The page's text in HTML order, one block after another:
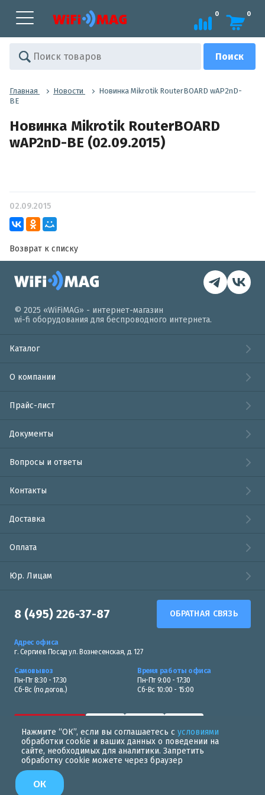
Нажмите “ОК”, если вы соглашаетесь с условиями
обработки cookie и ваших данных о поведении на
сайте, необходимых для аналитики. Запретить
обработку cookie можете через браузер
ОК
0 0
Главная Новости
Новинка Mikrotik RouterBOARD wAP2nD-
BE
Новинка Mikrotik RouterBOARD
wAP2nD-BE (02.09.2015)
02.09.2015
Возврат к списку
© 2025 «WiFiMAG» - интернет-магазин
wi-fi оборудования для беспроводного интернета.
Каталог
О компании
Прайс-лист
Документы
Вопросы и ответы
Контакты
Доставка
Оплата
Юр. Лицам
8 (495) 226-37-87 ОБРАТНАЯ СВЯЗЬ
Адрес офиса
г. Сергиев Посад ул. Вознесенская, д. 127
Самовывоз
Пн-Пт 8:30 - 17:30
Сб-Вс (по догов.)
Время работы офиса
Пн-Пт 9:00 - 17:30
Сб-Вс 10:00 - 15:00
Политика в области обработки персональных данных